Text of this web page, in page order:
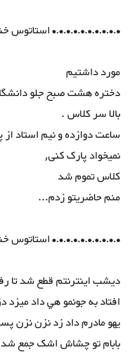
•.•.•.•.•.•.•.•.•.• استاتوس
مورد داشتیم
دختره هشت صبح جلو
بالا سر کلاس .
ساعت دوازده و نیم استاد
نمیخواد پارک کنی,
کلاس تموم شد
منم حاضریتو زدم…
•.•.•.•.•.•.•.•.•.• استاتوس
ديشب اينترنتم قطع شد تا
افتاد به جونمو هي داد
يهو مادرم داد زد نزن نزن
بابام تو چشاش اشک جمع